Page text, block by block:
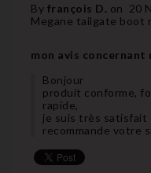
By françois D. on 20
Megane tailgate boot
mon avis concernant
Bonjour
produit conforme,
rapide,
je suis très satisfait
recommande votre